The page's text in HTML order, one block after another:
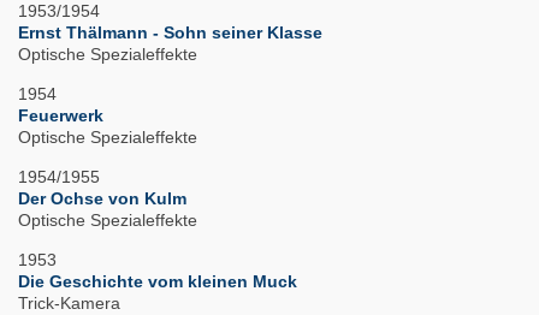
1953/1954
Ernst Thälmann - Sohn seiner Klasse
Optische Spezialeffekte
1954
Feuerwerk
Optische Spezialeffekte
1954/1955
Der Ochse von Kulm
Optische Spezialeffekte
1953
Die Geschichte vom kleinen Muck
Trick-Kamera